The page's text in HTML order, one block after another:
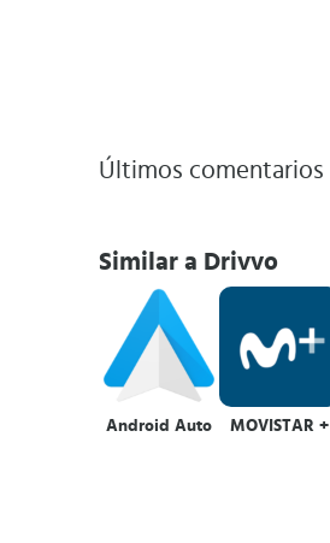
Últimos comentarios
Similar a Drivvo
Android Auto MOVISTAR +